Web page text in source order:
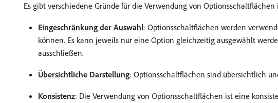
Es gibt verschiedene Gründe für die Verwendung von
Eingeschränkung der Auswahl: Optionsschaltflächen werden
können. Es kann jeweils nur eine Option gleichzeitig ausgewählt
ausschließen.
Übersichtliche Darstellung: Optionsschaltflächen sind übersichtlich
Konsistenz: Die Verwendung von Optionsschaltflächen ist eine